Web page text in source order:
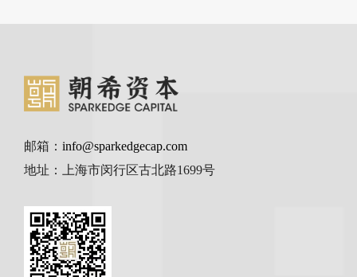
邮箱： info@sparkedgecap.com
地址：上海市闵行区古北路1699号